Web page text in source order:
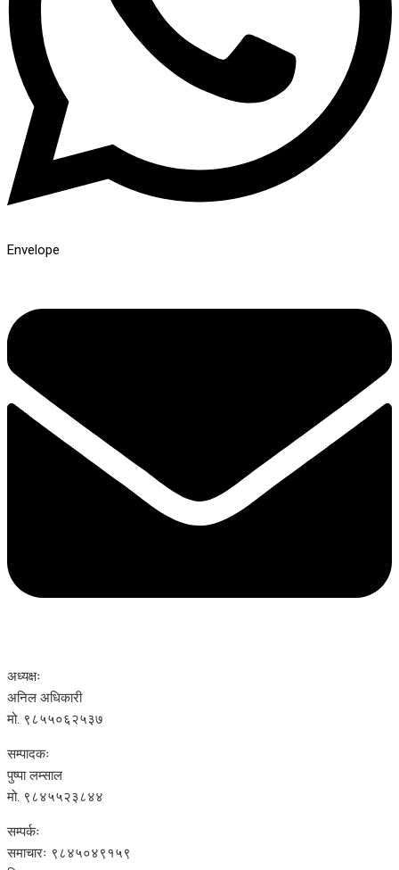
Envelope
अध्यक्षः
अनिल अधिकारी
मो. ९८५५०६२५३७
सम्पादकः
पुष्पा लम्साल
मो. ९८४५५२३८४४
सम्पर्कः
समाचारः ९८४५०४९१५९